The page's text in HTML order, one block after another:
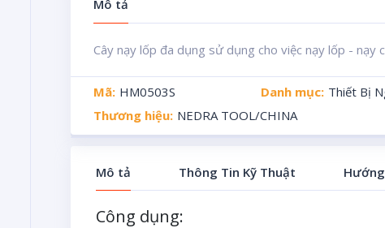
Mô tả
Cây nạy lốp đa dụng sử dụng cho việc nạy lốp - nạy
Mã: HM0503S Danh mục: Thiết Bị
Thương hiệu: NEDRA TOOL/CHINA
Mô tả Thông Tin Kỹ Thuật
Công dụng: